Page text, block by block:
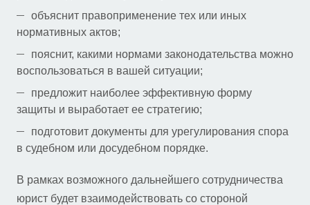
объяснит правоприменение тех или иных
нормативных актов;
пояснит, какими нормами законодательства можно
воспользоваться в вашей ситуации;
предложит наиболее эффективную форму
защиты и выработает ее стратегию;
подготовит документы для урегулирования спора
в судебном или досудебном порядке.
В рамках возможного дальнейшего сотрудничества
юрист будет взаимодействовать со стороной